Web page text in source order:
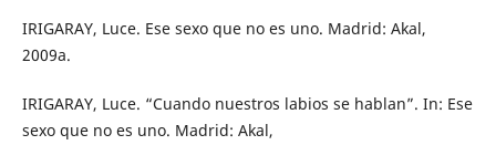
IRIGARAY, Luce. Ese sexo que no es uno. Madrid: Akal,
2009a.
IRIGARAY, Luce. “Cuando nuestros labios se hablan”. In: Ese
sexo que no es uno. Madrid: Akal,